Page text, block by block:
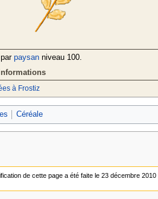
paysanniveau 100.
à Frostiz
Céréale
de cette page a été faite le 23 décembre 2010